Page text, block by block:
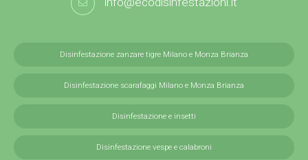
Disinfestazione zanzare tigre Milano e Monza Brianza
Disinfestazione scarafaggi Milano e Monza Brianza
Disinfestazione e insetti
Disinfestazione vespe e calabroni